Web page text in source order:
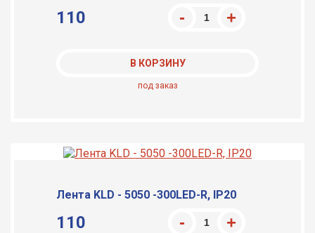
110
В КОРЗИНУ
под заказ
Лента KLD - 5050 -300LED-R, IP20
110